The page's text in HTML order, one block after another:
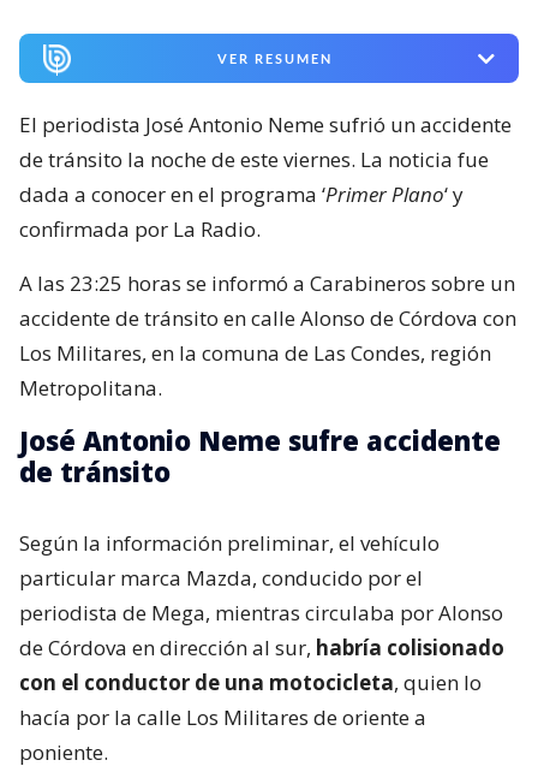
VER RESUMEN
El periodista José Antonio Neme sufrió un accidente
de tránsito la noche de este viernes. La noticia fue
dada a conocer en el programa ‘Primer Plano‘ y
confirmada por La Radio.
A las 23:25 horas se informó a Carabineros sobre un
accidente de tránsito en calle Alonso de Córdova con
Los Militares, en la comuna de Las Condes, región
Metropolitana.
José Antonio Neme sufre accidente
de tránsito
Según la información preliminar, el vehículo
particular marca Mazda, conducido por el
periodista de Mega, mientras circulaba por Alonso
de Córdova en dirección al sur, habría colisionado
con el conductor de una motocicleta, quien lo
hacía por la calle Los Militares de oriente a
poniente.